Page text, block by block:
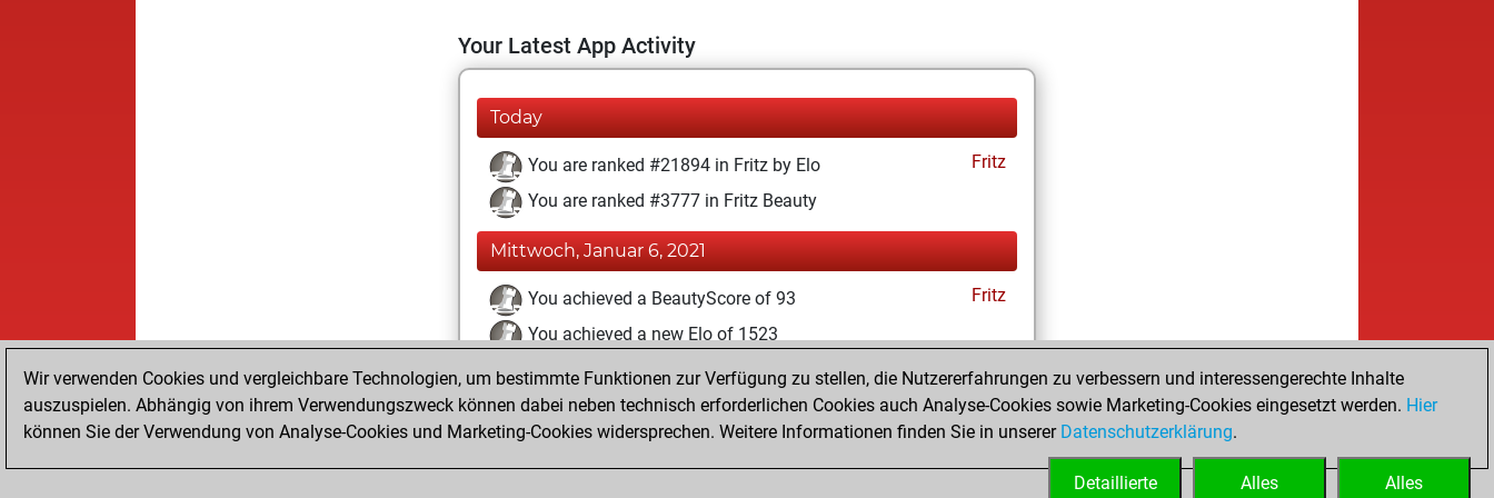
Your Latest App Activity
Today
You are ranked #21894 in Fritz by Elo
Fritz
You are ranked #3777 in Fritz Beauty
Mittwoch, Januar 6, 2021
You achieved a BeautyScore of 93
Fritz
You achieved a new Elo of 1523
Montag, Januar 4, 2021
You created your Fritz account Fritz
Wir verwenden Cookies und vergleichbare Technologien, um bestimmte Funktionen zur Verfügung zu stellen, die Nutzererfahrungen zu verbessern und interessengerechte Inhalte
auszuspielen. Abhängig von ihrem Verwendungszweck können dabei neben technisch erforderlichen Cookies auch Analyse-Cookies sowie Marketing-Cookies eingesetzt werden. Hier
können Sie der Verwendung von Analyse-Cookies und Marketing-Cookies widersprechen. Weitere Informationen finden Sie in unserer Datenschutzerklärung.
Alles
Alles
Detaillierte